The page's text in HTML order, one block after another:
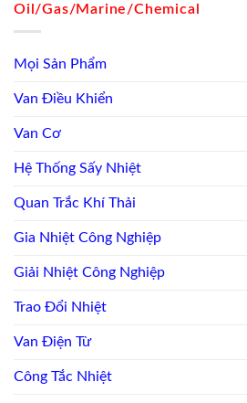
Oil/Gas/Marine/Chemical
Mọi Sản Phẩm
Van Điều Khiển
Van Cơ
Hệ Thống Sấy Nhiệt
Quan Trắc Khí Thải
Gia Nhiệt Công Nghiệp
Giải Nhiệt Công Nghiệp
Trao Đổi Nhiệt
Van Điện Từ
Công Tắc Nhiệt